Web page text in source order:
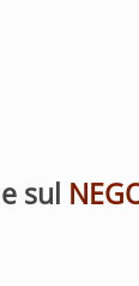
sul